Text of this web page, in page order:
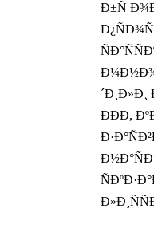
Ð±Ñ
´Ð¸Ð»Ð¸
ÐÐÐ­,